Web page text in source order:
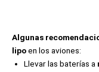
Algunas
lipoen los aviones:
Llevar las baterías a